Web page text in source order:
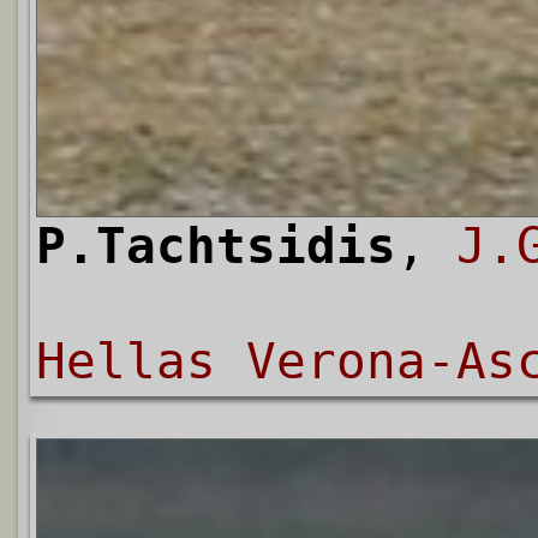
P.Tachtsidis ,
Hellas Verona-